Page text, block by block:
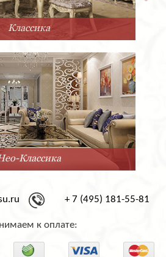
Классика
Классика
+ 7 (495) 181-55-81
к оплате: